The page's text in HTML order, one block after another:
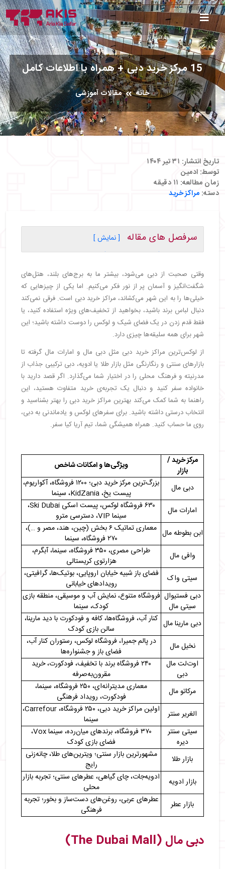
15 مرکز خرید دبی + همراه با اطلاعات کامل
خانه مقالات آموزشی
تاریخ انتشار: ۳۱ تیر ۱۴۰۴
توسط: ادمین
زمان مطالعه: ۱۱ دقیقه
دسته: مراکز خرید
سرفصل های مقاله
[ نمایش ]
・دبی مال (The Dubai Mall)
・ ابن بطوطه مال (Ibn Battuta Mall)
・
وافی مال (WAFI Mall)
・ سیتی واک (City Walk)
・دبی فستیوال سیتی مال (Dubai Festival City Mall)
・ دبی مارینا مال (Dubai Marina Mall)
・اوت‌لت مال دبی (Dubai Outlet Mall)
・مرکز خرید مرکاتو (Mercato Shopping Mall)
・الغریر سنتر (Al Ghurair Centre)
・بازار طلا (Gold Souk)
・ بازار ادویه دبی (Spice Souk)
سیتی سنتر دیره (City Centre Deira)
・
بازار عطر دبی (Perfume Souk)
・ارزان ترین مراکز خرید دبی
نتیجه گیری
وقتی صحبت از دبی می‌شود، بیشتر ما به برج‌های بلند، هتل‌های
شگفت‌انگیز و آسمان پر از نور فکر می‌کنیم. اما یکی از چیزهایی که
خیلی‌ها را به این شهر می‌کشاند، مراکز خرید دبی است. فرقی نمی‌کند
دنبال لباس برند باشید، بخواهید از تخفیف‌های ویژه استفاده کنید، یا
فقط قدم ‌زدن در یک فضای شیک و لوکس را دوست داشته باشید؛ این
شهر برای همه‌ سلیقه‌ها چیزی دارد.
از لوکس‌ترین مراکز خرید دبی مثل دبی مال و امارات مال گرفته تا
بازارهای سنتی و رنگارنگی مثل بازار طلا یا ادویه، دبی ترکیبی جذاب از
مدرنیته و فرهنگ محلی را در اختیار شما می‌گذارد. اگر قصد دارید با
خانواده سفر کنید و دنبال یک تجربه‌ی خرید متفاوت هستید، این
راهنما به شما کمک می‌کند بهترین مراکز خرید دبی را بهتر بشناسید و
انتخاب درستی داشته باشید. برای سفرهای لوکس و یادماندنی به دبی،
روی ما حساب کنید. همراه همیشگی شما، تیم آریا کیا سفر.
مرکز خرید /
بازار
ویژگی‌ها و امکانات شاخص
دبی مال
بزرگ‌ترین مرکز خرید دبی؛ ۱۲۰۰ فروشگاه، آکواریوم،
پیست یخ، KidZania، سینما
امارات مال
۶۳۰ فروشگاه لوکس، پیست اسکی Ski Dubai،
سینما VIP، دسترسی مترو
ابن بطوطه مال
معماری تماتیک ۶ بخش (چین، هند، مصر و …)،
۲۷۰ فروشگاه، سینما
وافی مال
طراحی مصری، ۳۵۰ فروشگاه، سینما، آبگرم،
هزار‌توی کریستالی
سیتی واک
فضای باز شبیه خیابان اروپایی، بوتیک‌ها، گرافیتی،
رویدادهای خیابانی
دبی فستیوال
سیتی مال
فروشگاه متنوع، نمایش آب و موسیقی، منطقه بازی
کودک، سینما
دبی مارینا مال کنار آب، فروشگاه‌ها، کافه و فودکورت با دید مارینا،
سالن بازی کودک
نخیل مال
در پالم جمیرا، فروشگاه لوکس، رستوران کنار آب،
فضای باز و جشنواره‌ها
اوت‌لت مال
دبی
۲۴۰ فروشگاه برند با تخفیف، فودکورت، خرید
مقرون‌به‌صرفه
مرکاتو مال
معماری مدیترانه‌ای، ۲۵۰ فروشگاه، سینما،
فودکورت، رویداد فرهنگی
الغریر سنتر
اولین مراکز خرید دبی، ۲۵۰ فروشگاه، Carrefour،
سینما
سیتی سنتر
دیره
۳۷۰ فروشگاه، برندهای میان‌رده، سینما Vox،
فضای بازی کودک
بازار طلا
مشهورترین بازار سنتی؛ ویترین‌های طلا، چانه‌زنی
رایج
بازار ادویه
ادویه‌جات، چای گیاهی، عطرهای سنتی؛ تجربه بازار
محلی
بازار عطر
عطرهای عربی، روغن‌های دست‌ساز و بخور؛ تجربه
فرهنگی
دبی مال (The Dubai Mall)